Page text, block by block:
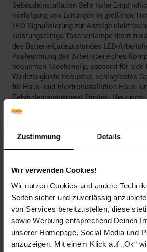
Zustimmung Details
Wir verwenden Cookies!
Wir nutzen Cookies und andere
Seiten sicher und zuverlässig
von Services bereitzustellen, diese
sowie Werbung entsprechend Deinen
unserer Homepage, Social Media und
anzuzeigen. Mit einem Klick auf „Ok“
Gebäudeinstallation Sehr hohe
Verfolgung von Leitungen in größeren
LED-Signalisierung zur Anzeige
Leistungsfähige Taschenlampe dient
des Batterie-Ladezustandes LED-
Ausleuchtung des Arbeitsbereiches
bequemen Taschenclip, passend für jede
Werkzeugkiste Robustes, schlagfestes
für Haus- und Elektroinstallation Haus-
Gebäudemanagement Sanitär-,
Technische Details berührungslose
Mehrfarbsignalisierung Vibrationsalarm
Detektion Überspannungskategorie CAT
LR03 (AAA) Temperatur
Artikelnummer: 2807509000
EAN: 4021563698905
Artikel gehört zur Kategorie:Weiteres